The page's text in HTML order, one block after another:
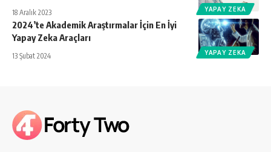
YAPAY ZEKA
18 Aralık 2023
YAPAY ZEKA
2024’te Akademik Araştırmalar İçin En İyi
Yapay Zeka Araçları
13 Şubat 2024